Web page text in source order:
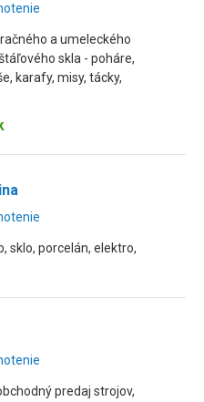
a umeleckého
skla - poháre,
karafy, misy, tácky,
sklo, porcelán, elektro,
predaj strojov,